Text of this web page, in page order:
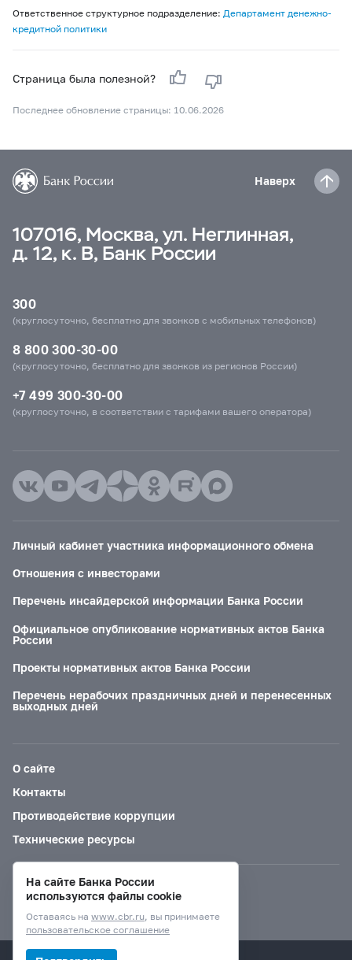
Ответственное структурное подразделение: Департамент денежно-
кредитной политики
Страница была полезной?
Последнее обновление страницы: 10.06.2026
Наверх
107016, Москва, ул. Неглинная,
д. 12, к. В, Банк России
300
(круглосуточно, бесплатно для звонков с мобильных телефонов)
8 800 300-30-00
(круглосуточно, бесплатно для звонков из регионов России)
+7 499 300-30-00
(круглосуточно, в соответствии с тарифами вашего оператора)
Личный кабинет участника информационного обмена
Отношения с инвесторами
Перечень инсайдерской информации Банка России
Официальное опубликование нормативных актов Банка
России
Проекты нормативных актов Банка России
Перечень нерабочих праздничных дней и перенесенных
выходных дней
О сайте
Контакты
Противодействие коррупции
Технические ресурсы
Версия для слабовидящих
На сайте Банка России
используются файлы cookie
Оставаясь на www.cbr.ru, вы принимаете
пользовательское соглашение